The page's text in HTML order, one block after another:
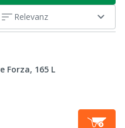
Relevanz
Forza, 165 L